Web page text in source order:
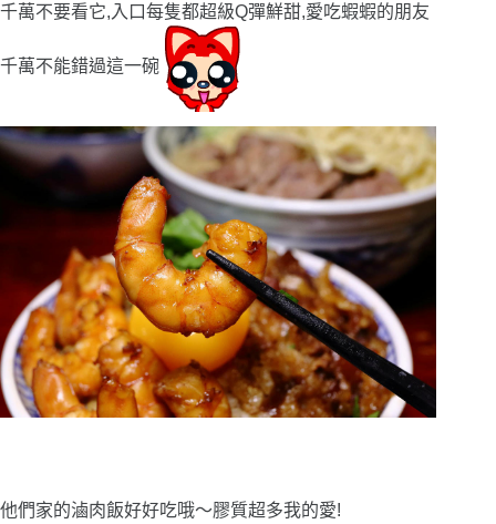
千萬不要看它,入口每隻都超級Q彈鮮甜,愛吃蝦蝦的朋友
千萬不能錯過這一碗
他們家的滷肉飯好好吃哦〜膠質超多我的愛!